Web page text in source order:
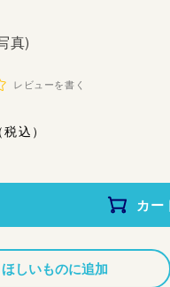
真)
レビューを書く
込）
カー
ほしいものに追加